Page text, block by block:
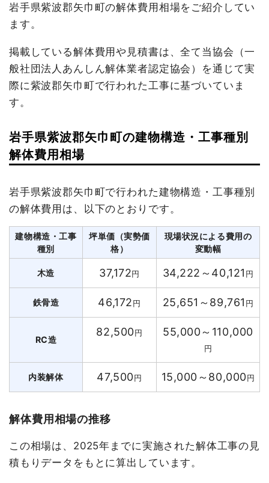
岩手県紫波郡矢巾町の解体費用相場をご紹介してい
ます。
掲載している解体費用や見積書は、全て当協会（一
般社団法人あんしん解体業者認定協会）を通じて実
際に紫波郡矢巾町で行われた工事に基づいていま
す。
岩手県紫波郡矢巾町の建物構造・工事種別
解体費用相場
岩手県紫波郡矢巾町で行われた建物構造・工事種別
の解体費用は、以下のとおりです。
建物構造・工事
種別
坪単価（実勢価
格）
現場状況による費用の
変動幅
木造 37,172円 34,222～40,121 円
鉄骨造 46,172円 25,651～89,761 円
RC造
82,500円 55,000～110,000
円
内装解体 47,500円 15,000～80,000円
解体費用相場の推移
この相場は、2025年までに実施された解体工事の見
積もりデータをもとに算出しています。